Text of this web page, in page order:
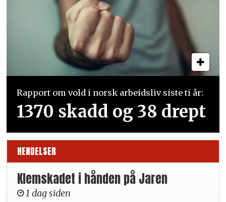
Rapport om vold i norsk arbeidsliv siste ti år:
1370 skadd og 38 drept
HENDELSER
Klemskadet i hånden på Jaren
1 dag siden